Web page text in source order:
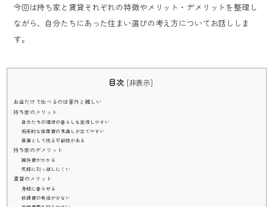
今回は持ち家と賃貸それぞれの特徴やメリット・デメリットを整理し
ながら、自分たちにあった住まい選びの考え方についてお話ししま
す。
目次 [非表示]
お金だけで比べるのは意外と難しい
持ち家のメリット
自分たちの理想の暮らしを実現しやすい
将来的な住居費の見通しが立てやすい
資産として残る可能性がある
持ち家のデメリット
維持費がかかる
気軽に引っ越しにくい
賃貸のメリット
身軽に暮らせる
修繕費の負担が少ない